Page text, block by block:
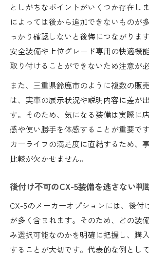
としがちなポイントがいくつか存在し
によっては後から追加できないものが
っかり確認しないと後悔につながりま
安全装備や上位グレード専用の快適機
取り付けることができないため注意が必
また、三重県鈴鹿市のように複数の販
は、実車の展示状況や説明内容に差が
す。そのため、気になる装備は実際に
感や使い勝手を体感することが重要で
カーライフの満足度に直結するため、
比較が欠かせません。
後付け不可のCX-5装備を逃さない判
CX-5のメーカーオプションには、後付
が多く含まれます。そのため、どの装
み選択可能なのかを明確に把握し、購
することが大切です。代表的な例とし